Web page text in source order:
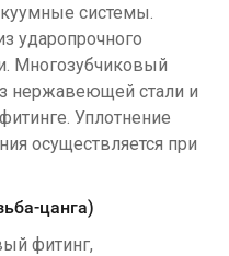
системы.
ударопрочного
Многозубчиковый
нержавеющей стали и
Уплотнение
осуществляется при
цанга)
фитинг,